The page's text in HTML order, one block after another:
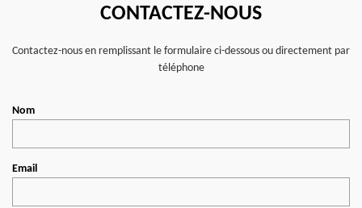
CONTACTEZ-NOUS
Contactez-nous en remplissant le formulaire ci-dessous ou directement par
téléphone
Nom
Email